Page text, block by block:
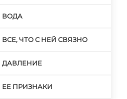
ВОДА
ЧТО С НЕЙ СВЯЗНО
ДАВЛЕНИЕ
ПРИЗНАКИ